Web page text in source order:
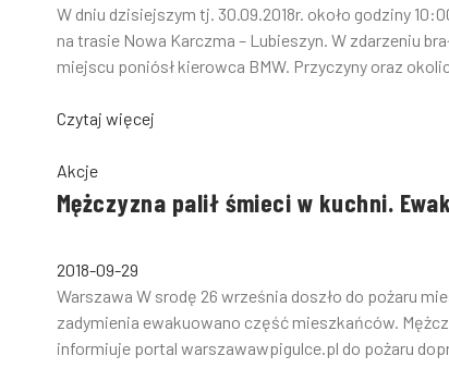
W dniu dzisiejszym tj. 30.09.2018r. około godziny
na trasie Nowa Karczma – Lubieszyn. W zdarzeniu
miejscu poniósł kierowca BMW. Przyczyny oraz
Czytaj więcej
Akcje
Mężczyzna palił śmieci w kuchni.
2018-09-29
Warszawa W srodę 26 września doszło do pożaru
zadymienia ewakuowano część mieszkańców.
informiuje portal warszawawpigulce.pl do pożaru